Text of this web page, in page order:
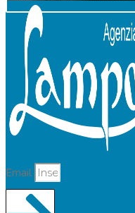
Email